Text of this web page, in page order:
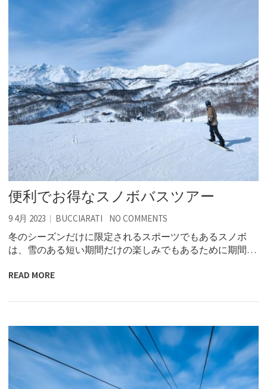
便利でお得なスノボバスツアー
9 4月 2023 BUCCIARATI NO COMMENTS
冬のシーズンだけに限定されるスポーツでもあるスノボ
は、雪のある短い期間だけの楽しみでもあるために期間…
READ MORE